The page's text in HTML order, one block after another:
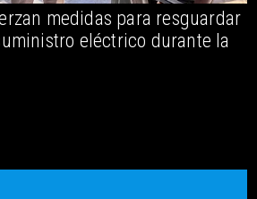
medidas para resguardar
eléctrico durante la